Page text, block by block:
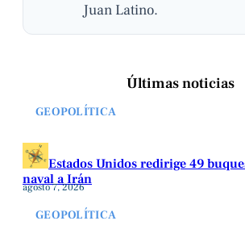
Juan Latino.
Últimas noticias
GEOPOLÍTICA
Estados Unidos redirige 49
naval a Irán
agosto 7, 2026
GEOPOLÍTICA